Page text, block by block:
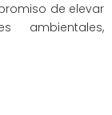
de elevar
ambientales,